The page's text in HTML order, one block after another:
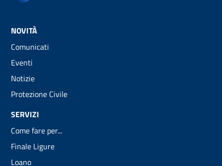
NOVITÀ
Comunicati
Eventi
Notizie
Protezione Civile
SERVIZI
Come fare per...
Finale Ligure
Loano